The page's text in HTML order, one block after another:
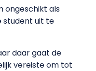
ongeschikt als
student uit te
daar gaat de
vereiste om tot